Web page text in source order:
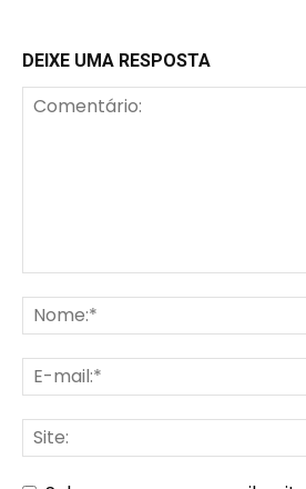
DEIXE UMA RESPOSTA